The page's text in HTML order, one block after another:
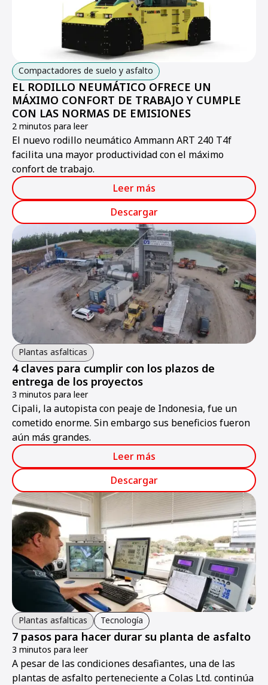
Compactadores de suelo y asfalto
EL RODILLO NEUMÁTICO OFRECE UN
MÁXIMO CONFORT DE TRABAJO Y CUMPLE
CON LAS NORMAS DE EMISIONES
2 minutos para leer
El nuevo rodillo neumático Ammann ART 240 T4f
facilita una mayor productividad con el máximo
confort de trabajo.
Leer más
Descargar
Plantas asfalticas
4 claves para cumplir con los plazos de
entrega de los proyectos
3 minutos para leer
Cipali, la autopista con peaje de Indonesia, fue un
cometido enorme. Sin embargo sus beneficios fueron
aún más grandes.
Leer más
Descargar
Plantas asfalticas Tecnología
7 pasos para hacer durar su planta de asfalto
3 minutos para leer
A pesar de las condiciones desafiantes, una de las
plantas de asfalto perteneciente a Colas Ltd. continúa